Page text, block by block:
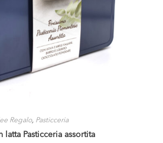
Regalo, Pasticceria
latta Pasticceria assortita